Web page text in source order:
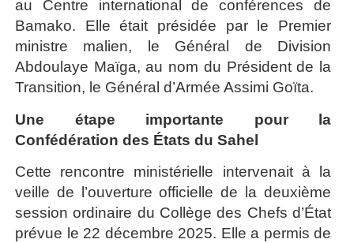
au Centre international de conférences de
Bamako. Elle était présidée par le Premier
ministre malien, le Général de Division
Abdoulaye Maïga, au nom du Président de la
Transition, le Général d’Armée Assimi Goïta.
Une étape importante pour la
Confédération des États du Sahel
Cette rencontre ministérielle intervenait à la
veille de l’ouverture officielle de la deuxième
session ordinaire du Collège des Chefs d’État
prévue le 22 décembre 2025. Elle a permis de